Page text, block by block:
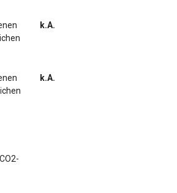
k.A.
k.A.